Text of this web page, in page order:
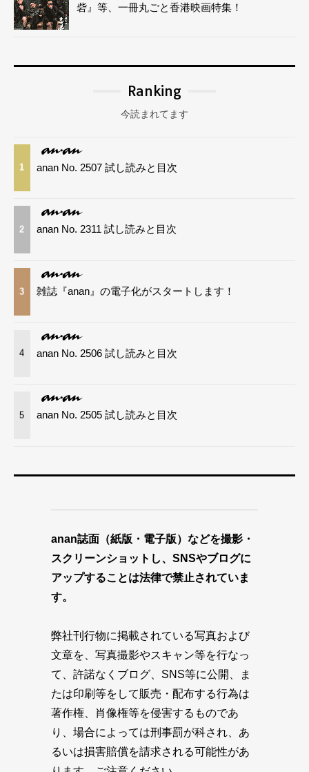
砦』等、一冊丸ごと香港映画特集！
Ranking
今読まれてます
1 anan No. 2507 試し読みと目次
2 anan No. 2311 試し読みと目次
3 雑誌『anan』の電子化がスタートします！
4 anan No. 2506 試し読みと目次
5 anan No. 2505 試し読みと目次
anan誌面（紙版・電子版）などを撮影・
スクリーンショットし、SNSやブログに
アップすることは法律で禁止されていま
す。
弊社刊行物に掲載されている写真および
文章を、写真撮影やスキャン等を行なっ
て、許諾なくブログ、SNS等に公開、ま
たは印刷等をして販売・配布する行為は
著作権、肖像権等を侵害するものであ
り、場合によっては刑事罰が科され、あ
るいは損害賠償を請求される可能性があ